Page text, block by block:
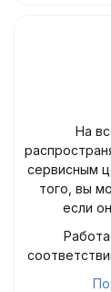
На
сервисным
того, вы
если